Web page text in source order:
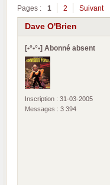
Pages : 1 2 Suivant
Dave O'Brien
[•°•°•] Abonné absent
Inscription : 31-03-2005
Messages : 3 394